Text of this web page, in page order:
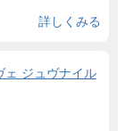
詳しくみる
ェ ジュヴナイル